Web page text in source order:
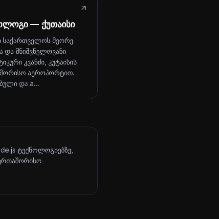
— ქუთაისი
საქართველოს მეორე
და მნიშვნელოვანი
კვანძი, კუტაისის
აეროპორტით.
და a…
ტექნოლოგიებზე,